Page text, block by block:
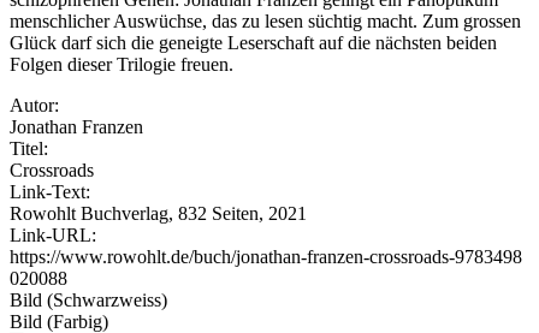
menschlicher Auswüchse, das zu lesen süchtig macht. Zum grossen
Glück darf sich die geneigte Leserschaft auf die nächsten beiden
Folgen dieser Trilogie freuen.
Autor:
Jonathan Franzen
Titel:
Crossroads
Link-Text:
Rowohlt Buchverlag, 832 Seiten, 2021
Link-URL:
https://www.rowohlt.de/buch/jonathan-franzen-crossroads-9783498
020088
Bild (Schwarzweiss)
Bild (Farbig)